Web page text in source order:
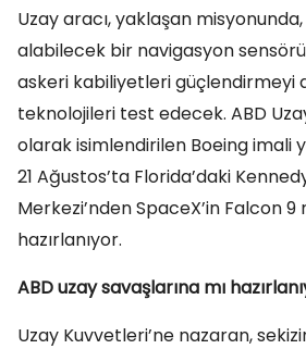
Uzay aracı, yaklaşan misyonunda,
alabilecek bir navigasyon
askeri kabiliyetleri güçlendirmeyi
teknolojileri test edecek. ABD
olarak isimlendirilen Boeing imali
21 Ağustos’ta Florida’daki
Merkezi’nden SpaceX’in Falcon
hazırlanıyor.
ABD uzay savaşlarına mı
Uzay Kuvvetleri’ne nazaran,